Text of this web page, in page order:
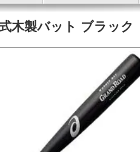
木製バット ブラック